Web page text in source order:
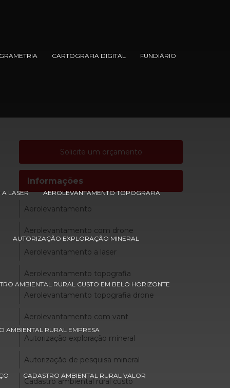
CARTOGRAFIA DIGITAL FUNDIÁRIO
LASER AEROLEVANTAMENTO TOPOGRAFIA
AUTORIZAÇÃO EXPLORAÇÃO MINERAL
AMBIENTAL RURAL CUSTO EM BELO HORIZONTE
AMBIENTAL RURAL EMPRESA
CADASTRO AMBIENTAL RURAL VALOR
Solicite um orçamento
Informações
Aerolevantamento
Aerolevantamento com drone
Aerolevantamento a laser
Aerolevantamento topografia
Aerolevantamento topografia drone
Aerolevantamento com vant
Autorização exploração mineral
Autorização de pesquisa mineral
Cadastro ambiental rural custo